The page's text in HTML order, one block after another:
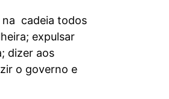
na cadeia todos
expulsar
dizer aos
o governo e